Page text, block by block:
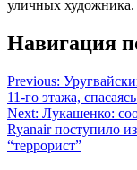
уличных художника.
Навигация
Previous:
11-го этажа,
Next: Лукашенко:
Ryanair поступило
“террорист”